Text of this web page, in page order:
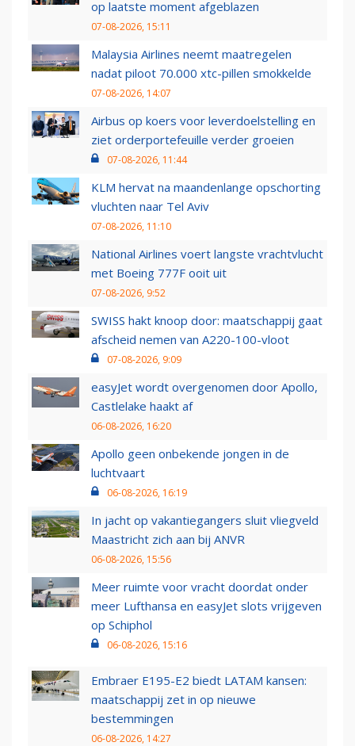
op laatste moment afgeblazen
07-08-2026, 15:11
Malaysia Airlines neemt maatregelen
nadat piloot 70.000 xtc-pillen smokkelde
07-08-2026, 14:07
Airbus op koers voor leverdoelstelling en
ziet orderportefeuille verder groeien
07-08-2026, 11:44
KLM hervat na maandenlange opschorting
vluchten naar Tel Aviv
07-08-2026, 11:10
National Airlines voert langste vrachtvlucht
met Boeing 777F ooit uit
07-08-2026, 9:52
SWISS hakt knoop door: maatschappij gaat
afscheid nemen van A220-100-vloot
07-08-2026, 9:09
easyJet wordt overgenomen door Apollo,
Castlelake haakt af
06-08-2026, 16:20
Apollo geen onbekende jongen in de
luchtvaart
06-08-2026, 16:19
In jacht op vakantiegangers sluit vliegveld
Maastricht zich aan bij ANVR
06-08-2026, 15:56
Meer ruimte voor vracht doordat onder
meer Lufthansa en easyJet slots vrijgeven
op Schiphol
06-08-2026, 15:16
Embraer E195-E2 biedt LATAM kansen:
maatschappij zet in op nieuwe
bestemmingen
06-08-2026, 14:27